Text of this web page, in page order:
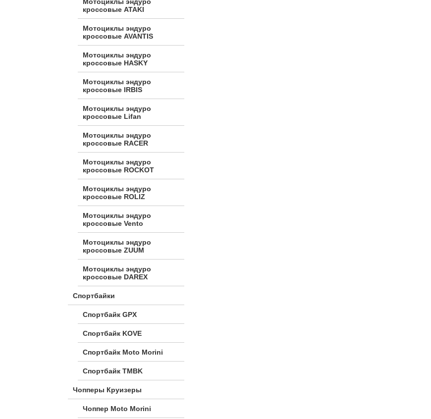
кроссовые ATAKI
Мотоциклы эндуро
кроссовые AVANTIS
Мотоциклы эндуро
кроссовые HASKY
Мотоциклы эндуро
кроссовые IRBIS
Мотоциклы эндуро
кроссовые Lifan
Мотоциклы эндуро
кроссовые RACER
Мотоциклы эндуро
кроссовые ROCKOT
Мотоциклы эндуро
кроссовые ROLIZ
Мотоциклы эндуро
кроссовые Vento
Мотоциклы эндуро
кроссовые ZUUM
Мотоциклы эндуро
кроссовые DAREX
Спортбайки
Спортбайк GPX
Спортбайк KOVE
Спортбайк Moto Morini
Спортбайк TMBK
Чопперы Круизеры
Чоппер Moto Morini